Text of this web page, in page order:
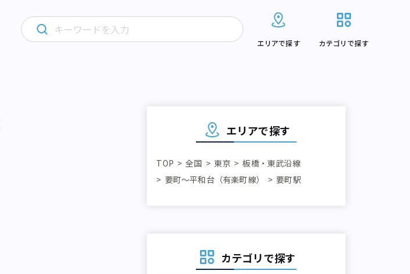
エリアで探す カテゴリで探す
エリアで探す
TOP 全国 東京
板橋・東武沿線
要町～平和台（有楽町線）
要町駅
カテゴリで探す